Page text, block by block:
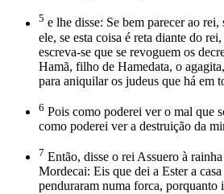
5 e lhe disse: Se bem parecer ao
ele, se esta coisa é reta diante do
escreva-se que se revoguem os
Hamã, filho de Hamedata, o
para aniquilar os judeus que há em
6 Pois como poderei ver o mal que
como poderei ver a destruição da
7 Então, disse o rei Assuero à
Mordecai: Eis que dei a Ester a
penduraram numa forca, porquanto